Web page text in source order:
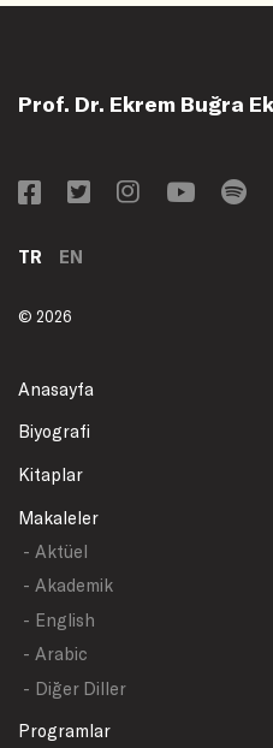
Prof. Dr. Ekrem Buğra
TR EN
© 2026
Anasayfa
Biyografi
Kitaplar
Makaleler
- Aktüel
- Akademik
- English
- Arabic
- Diğer Diller
Programlar